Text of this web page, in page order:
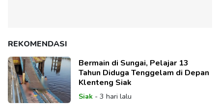
REKOMENDASI
Bermain di Sungai, Pelajar 13
Tahun Diduga Tenggelam di Depan
Klenteng Siak
Siak- 3 hari lalu